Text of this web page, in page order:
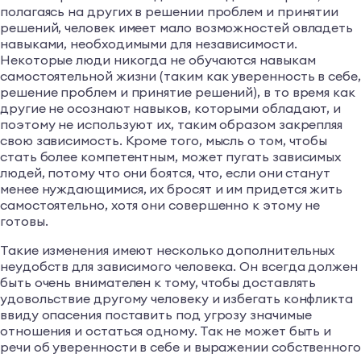
полагаясь на других в решении проблем и принятии
решений, человек имеет мало возможностей овладеть
навыками, необходимыми для независимости.
Некоторые люди никогда не обучаются навыкам
самостоятельной жизни (таким как уверенность в себе,
решение проблем и принятие решений), в то время как
другие не осознают навыков, которыми обладают, и
поэтому не используют их, таким образом закрепляя
свою зависимость. Кроме того, мысль о том, чтобы
стать более компетентным, может пугать зависимых
людей, потому что они боятся, что, если они станут
менее нуждающимися, их бросят и им придется жить
самостоятельно, хотя они совершенно к этому не
готовы.
Такие изменения имеют несколько дополнительных
неудобств для зависимого человека. Он всегда должен
быть очень внимателен к тому, чтобы доставлять
удовольствие другому человеку и избегать конфликта
ввиду опасения поставить под угрозу значимые
отношения и остаться одному. Так не может быть и
речи об уверенности в себе и выражении собственного